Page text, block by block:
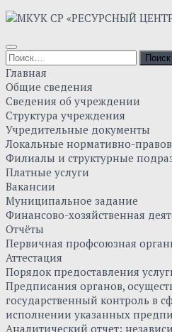
Skip
content
Найти:
Главная
Общие сведения
Сведения об учреждении
Структура учреждения
Учредительные документы
Локальные нормативно-
Филиалы и структурные
Платные услуги
Вакансии
Муниципальное задание
Финансово-хозяйственная
Отчёты
Первичная профсоюзная
Аттестация
Порядок предоставления
Предписания органов,
государственный контроль в
исполнении указанных
Аналитический отчет: